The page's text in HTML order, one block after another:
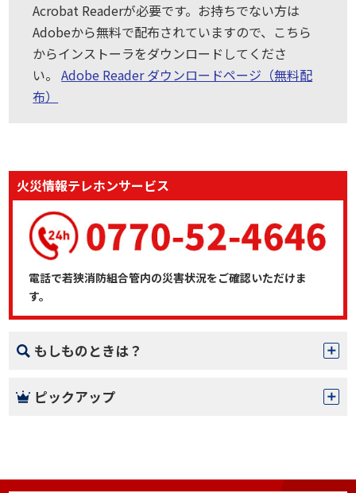
Acrobat Readerが必要です。お持ちでない方は
Adobeから無料で配布されていますので、こちら
からインストーラをダウンロードしてくださ
い。Adobe Reader ダウンロードページ（無料配
布）
火災情報テレホンサービス
電話で若狭消防組合管内の災害状況をご確認いただけま
す。
もしものときは？
ピックアップ